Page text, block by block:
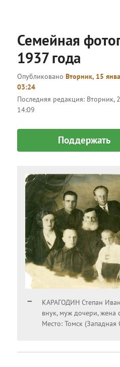
Семейная
1937 года
ОпубликованоВторник, 15
03:24
Последняя редакция: Вторник,
14:09
Поддержать
КАРАГОДИН Степан
внук, муж дочери, жена
Место: Томск (Западная